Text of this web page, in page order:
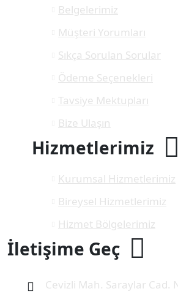
Belgelerimiz
Müşteri Yorumları
Sıkça Sorulan Sorular
Ödeme Seçenekleri
Tavsiye Mektupları
Bize Ulaşın
Hizmetlerimiz
Kurumsal Hizmetlerimiz
Bireysel Hizmetlerimiz
Hizmet Bölgelerimiz
İletişime Geç
Cevizli Mah. Saraylar Cad.